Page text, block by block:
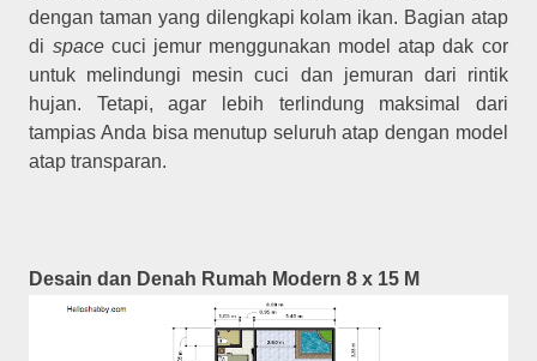
dengan taman yang dilengkapi kolam ikan. Bagian atap
di spacecuci jemur menggunakan model atap dak cor
untuk melindungi mesin cuci dan jemuran dari rintik
hujan. Tetapi, agar lebih terlindung maksimal dari
tampias Anda bisa menutup seluruh atap dengan model
atap transparan.
Desain dan Denah Rumah Modern 8 x 15 M